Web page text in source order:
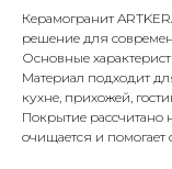
Керамогранит
решение для
Основные
Материал подходит
кухне, прихожей,
Покрытие рассчитано
очищается и помогает